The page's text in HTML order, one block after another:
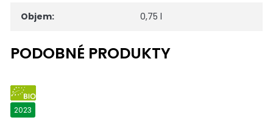
Objem: 0,75 l
BIO
2023